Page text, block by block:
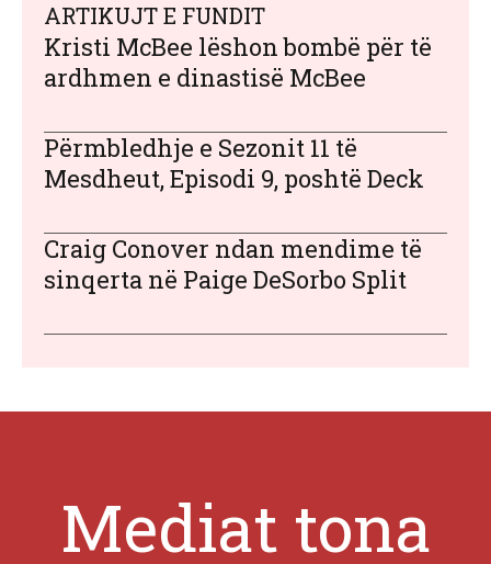
ARTIKUJT E FUNDIT
Kristi McBee lëshon bombë për të
ardhmen e dinastisë McBee
Përmbledhje e Sezonit 11 të
Mesdheut, Episodi 9, poshtë Deck
Craig Conover ndan mendime të
sinqerta në Paige DeSorbo Split
Mediat tona